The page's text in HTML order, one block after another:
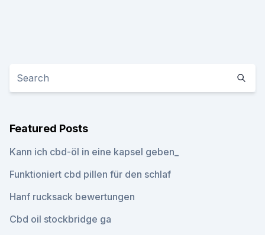
Featured Posts
Kann ich cbd-öl in eine kapsel geben_
Funktioniert cbd pillen für den schlaf
Hanf rucksack bewertungen
Cbd oil stockbridge ga